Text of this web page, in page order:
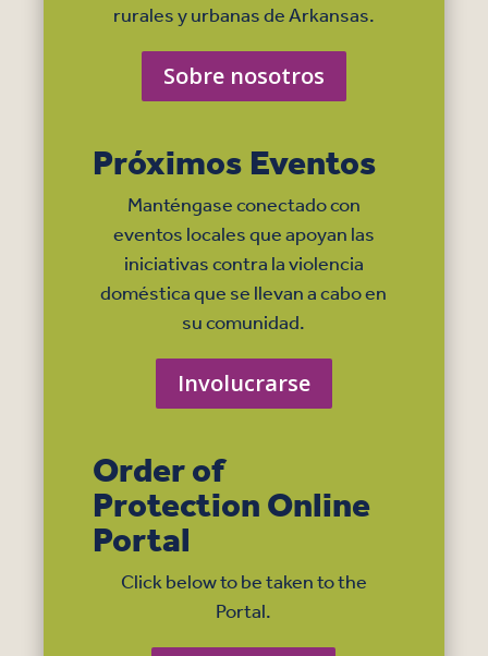
rurales y urbanas de Arkansas.
Sobre nosotros
Próximos Eventos
Manténgase conectado con
eventos locales que apoyan las
iniciativas contra la violencia
doméstica que se llevan a cabo en
su comunidad.
Involucrarse
Order of
Protection Online
Portal
Click below to be taken to the
Portal.